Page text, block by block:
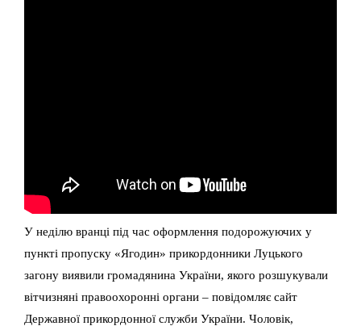
У неділю вранці під час оформлення подорожуючих у
пункті пропуску «Ягодин» прикордонники Луцького
загону виявили громадянина України, якого розшукували
вітчизняні правоохоронні органи – повідомляє сайт
Державної прикордонної служби України. Чоловік,